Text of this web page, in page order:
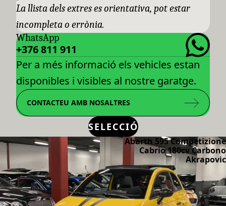
La llista dels extres es orientativa, pot estar
incompleta o errònia.
WhatsApp
+376 811 911
Per a més informació els vehicles estan
disponibles i visibles al nostre garatge.
CONTACTEU AMB NOSALTRES
SELECCIÓ
Abarth 595 Competizione
Cabrio 180cv Carbono
Akrapovic